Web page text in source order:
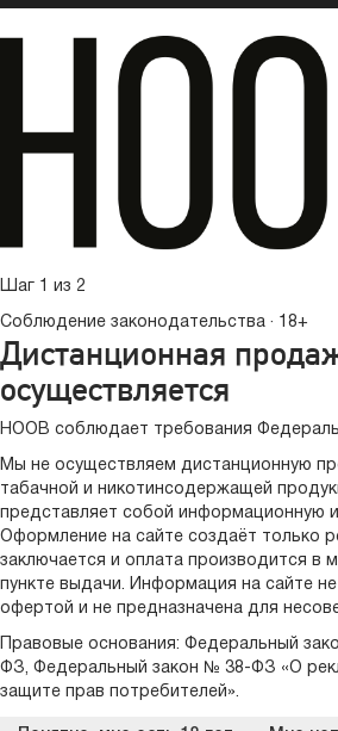
Шаг 1 из 2
Соблюдение законодательства · 18+
Дистанционная
осуществляется
HOOB соблюдает требования
Мы не осуществляем дистанционную
табачной и никотинсодержащей
представляет собой информационную
Оформление на сайте создаёт только
заключается и оплата производится в
пункте выдачи. Информация на сайте
офертой и не предназначена для
Правовые основания: Федеральный
ФЗ, Федеральный закон № 38-ФЗ «О
защите прав потребителей».